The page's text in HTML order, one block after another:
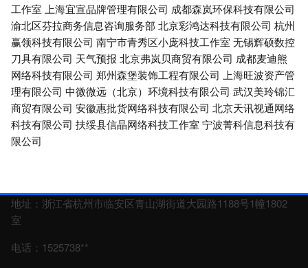
工作室 上海宜宣品牌管理有限公司 成都森岚环保科技有限公司
渝北区芬拉商务信息咨询服务部 北京彩鸿达科技有限公司 杭州
赢领科技有限公司 南宁市青秀区小庞科技工作室 无锡辉硕数控
刀具有限公司 天气预报 北京弗岚贝商贸有限公司 成都麦迪熊
网络科技有限公司 郑州森堡装饰工程有限公司 上海旺波资产管
理有限公司 中微微远（北京）环境科技有限公司 武汉美玲锦汇
商贸有限公司 安徽惠批货网络科技有限公司 北京天讯视通网络
科技有限公司 扶绥县信晶网络科技工作室 宁波菁科信息科技有
限公司
地址：浙江省杭州市临安区青山湖街道大园路1188号1幢1802
室
电话：1525738**